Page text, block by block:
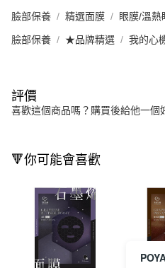
臉部保養 精選面膜 眼膜/溫熱
臉部保養 ★品牌精選 我的心
評價
喜歡這個商品嗎？購買後給他一個
🔻你可能會喜歡